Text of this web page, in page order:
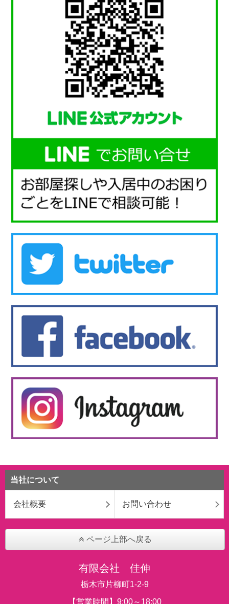
当社について
会社概要 お問い合わせ
ページ上部へ戻る
有限会社 佳伸
栃木市片柳町1-2-9
【営業時間】9:00～18:00